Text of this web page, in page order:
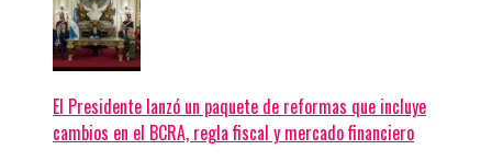
El Presidente lanzó un paquete de reformas que incluye
cambios en el BCRA, regla fiscal y mercado financiero